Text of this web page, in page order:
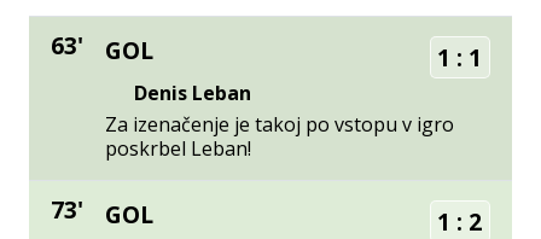
63' GOL 1 : 1
Denis Leban
Za izenačenje je takoj po vstopu v igro
poskrbel Leban!
73' GOL 1 : 2